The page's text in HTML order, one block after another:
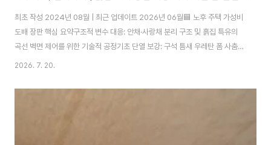
최초 작성 2024년 08월 | 최근 업데이트 2026년 06월🟦 노후 주택 가성비
도배 장판 핵심 요약구조적 변수 대응: 안채·사랑채 분리 구조 및 흙집 특유의
곡선 벽면 제어를 위한 기술적 공정기초 단열 보강: 구석 틈새 우레탄 폼 사춤
및 커팅을 통한 외부 황소바람(외풍) 유입 원천 차단실용적 자재 세팅: 세컨드
일반적인 아파트와 달리, 시골 지역의 개인 노후 주택이나 전통 흙집 구조는 인
2026. 7. 20.